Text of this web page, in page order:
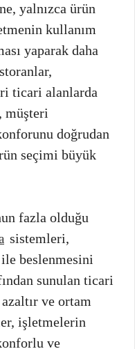
yalnızca ürün
kullanım
yaparak daha
ticari alanlarda
müşteri
doğrudan
seçimi büyük
fazla olduğu
sistemleri,
beslenmesini
sunulan ticari
ve ortam
işletmelerin
ve